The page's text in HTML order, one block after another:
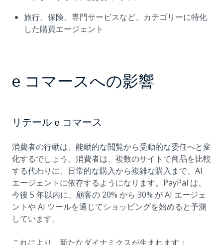
旅行、保険、専門サービスなど、カテゴリーに特化
した購買エージェント
e コマースへの影響
リテール e コマース
消費者の行動は、能動的な閲覧から受動的な委任へと変
化するでしょう。消費者は、複数のサイトで商品を比較
する代わりに、日常的な購入から複雑な購入まで、AI
エージェントに依存するようになります。PayPal は、
今後 5 年以内に、顧客の 20% から 30% が AI エージェ
ントや AI ツールを通じてショッピングを始めると予測
しています。
これにより、新たなダイナミクスが生まれます：